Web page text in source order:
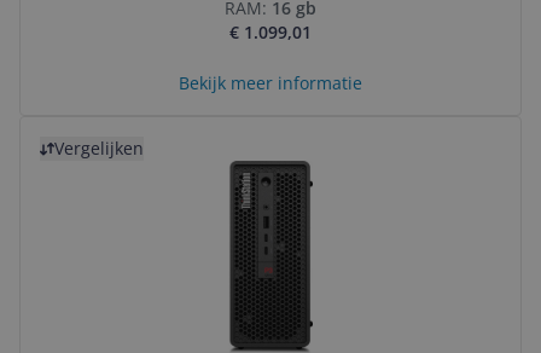
RAM: 16 gb
€ 1.099,01
Bekijk meer informatie
Vergelijken